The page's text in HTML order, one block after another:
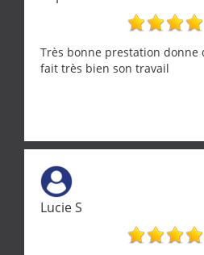
Très bonne prestation donne
fait très bien son travail
Lucie S